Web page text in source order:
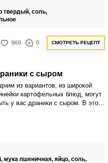
на крупной терке,
взбитым белком со
тертым сыром и держим
на сковороде под крышкой до
твердый, соль,
960 0 СМОТРЕТЬ РЕЦЕПТ
с сыром
из вариантов, из широкой
картофельных блюд, могут
у вас драники с сыром. В этом
мука пшеничная, яйцо, соль,